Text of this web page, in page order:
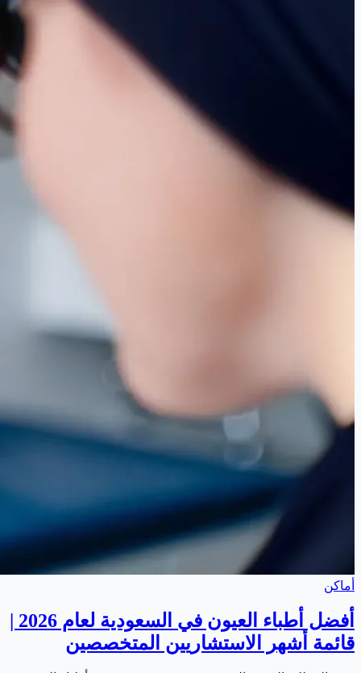
أماكن
أفضل أطباء العيون في السعودية لعام 2026 |
قائمة أشهر الاستشاريين المتخصصين